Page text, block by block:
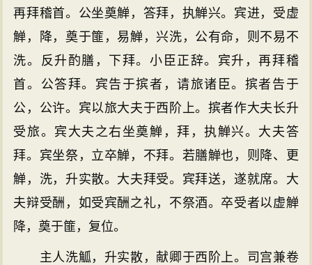
再拜稽首。公坐奠觯，答拜，执觯兴。宾进，受虚
觯，降，奠于篚，易觯，兴洗，公有命，则不易不
洗。反升酌膳，下拜。小臣正辞。宾升，再拜稽
首。公答拜。宾告于摈者，请旅诸臣。摈者告于
公，公许。宾以旅大夫于西阶上。摈者作大夫长升
受旅。宾大夫之右坐奠觯，拜，执觯兴。大夫答
拜。宾坐祭，立卒觯，不拜。若膳觯也，则降、更
觯，洗，升实散。大夫拜受。宾拜送，遂就席。大
夫辩受酬，如受宾酬之礼，不祭酒。卒受者以虚觯
降，奠于篚，复位。
主人洗觚，升实散，献卿于西阶上。司宫兼卷